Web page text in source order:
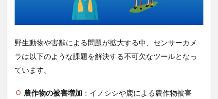
用
例
と
選
定
準
野生動物や害獣による問題が拡大する中、センサーカメ
ラは以下のような課題を解決する不可欠なツールとなっ
ています。
農作物の被害増加 ：イノシシや鹿による農作物被害